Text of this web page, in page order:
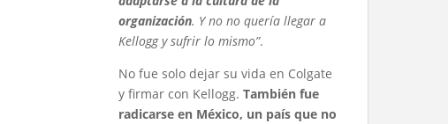
organización. Y no no quería llegar a
Kellogg y sufrir lo mismo”.
No fue solo dejar su vida en Colgate
y firmar con Kellogg.También fue
radicarse en México, un país que no